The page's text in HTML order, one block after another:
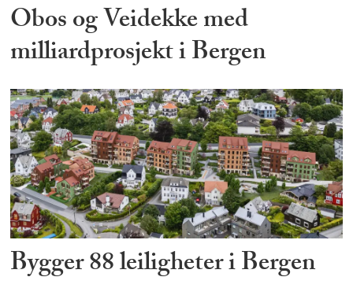
Obos og Veidekke med
milliardprosjekt i Bergen
Bygger 88 leiligheter i Bergen